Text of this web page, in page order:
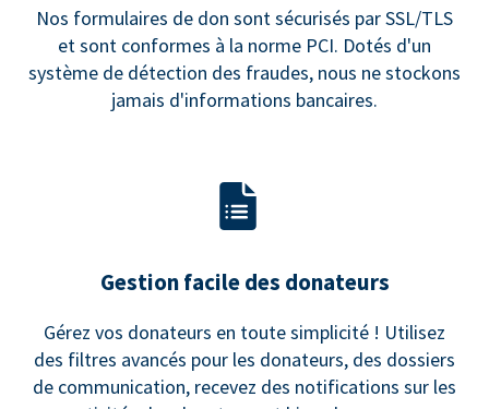
Nos formulaires de don sont sécurisés par SSL/TLS
et sont conformes à la norme PCI. Dotés d'un
système de détection des fraudes, nous ne stockons
jamais d'informations bancaires.
Gestion facile des donateurs
Gérez vos donateurs en toute simplicité ! Utilisez
des filtres avancés pour les donateurs, des dossiers
de communication, recevez des notifications sur les